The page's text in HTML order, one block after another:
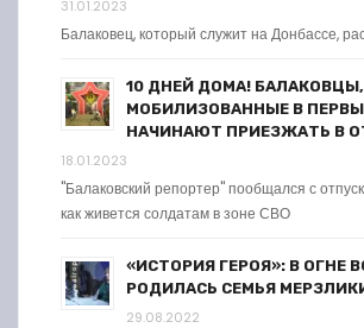
31.01.2023
Балаковец, который служит на Донбассе,
10 ДНЕЙ ДОМА! БАЛАКОВЦЫ,
МОБИЛИЗОВАННЫЕ В
НАЧИНАЮТ ПРИЕЗЖАТЬ В
18.01.2023
"Балаковский репортер" пообщался с
как живется солдатам в зоне СВО
«ИСТОРИЯ ГЕРОЯ»: В ОГНЕ
РОДИЛАСЬ СЕМЬЯ
29.08.2022